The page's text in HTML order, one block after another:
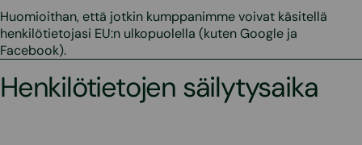
Huomioithan, että jotkin kumppanimme voivat käsitellä
henkilötietojasi EU:n ulkopuolella (kuten Google ja
Facebook).
Henkilötietojen säilytysaika